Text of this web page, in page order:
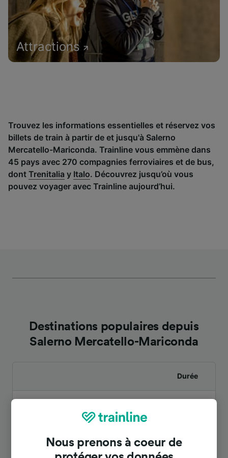
Attractions
Trouvez les informations essentielles et réservez vos
billets de train à partir de et jusqu'à Salerno
Mercatello-Mariconda. Trainline vous emmène dans
45 pays avec 270 compagnies ferroviaires et de bus,
dont Trenitalia y Italo. Découvrez jusqu’où vous
pouvez voyager avec Trainline aujourd’hui.
Destinations populaires depuis
Salerno Mercatello-Mariconda
Durée
À Agropoli-Castellabate
Nous prenons à coeur de